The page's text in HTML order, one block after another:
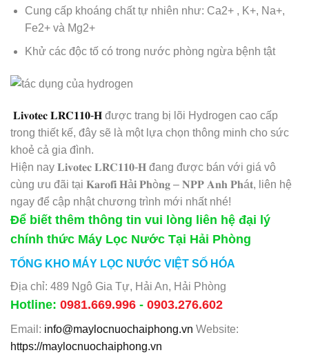
Cung cấp khoáng chất tự nhiên như: Ca2+ , K+, Na+,
Fe2+ và Mg2+
Khử các độc tố có trong nước phòng ngừa bệnh tật
𝐋𝐢𝐯𝐨𝐭𝐞𝐜 𝐋𝐑𝐂𝟏𝟏𝟎-𝐇 được trang bị lõi Hydrogen cao cấp
trong thiết kế, đây sẽ là một lựa chọn thông minh cho sức
khoẻ cả gia đình.
Hiện nay 𝐋𝐢𝐯𝐨𝐭𝐞𝐜 𝐋𝐑𝐂𝟏𝟏𝟎-𝐇 đang được bán với giá vô
cùng ưu đãi tại 𝐊𝐚𝐫𝐨𝐟𝐢 𝐇ả𝐢 𝐏𝐡ò𝐧𝐠 – 𝐍𝐏𝐏 𝐀𝐧𝐡 𝐏𝐡á𝐭, liên hệ
ngay để cập nhật chương trình mới nhất nhé!
Để biết thêm thông tin vui lòng liên hệ đại lý
chính thức Máy Lọc Nước Tại Hải Phòng
TỔNG KHO MÁY LỌC NƯỚC VIỆT SỐ HÓA
Địa chỉ: 489 Ngô Gia Tự, Hải An, Hải Phòng
Hotline: 0981.669.996 - 0903.276.602
Email: info@maylocnuochaiphong.vn Website:
https://maylocnuochaiphong.vn